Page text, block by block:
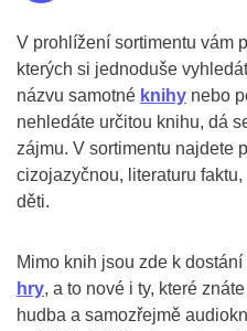
V prohlížení sortimentu vám
kterých si jednoduše
názvu samotné knihy nebo
nehledáte určitou knihu, dá
zájmu. V sortimentu najdete
cizojazyčnou, literaturu
děti.
Mimo knih jsou zde k
hry, a to nové i ty, které
hudba a samozřejmě